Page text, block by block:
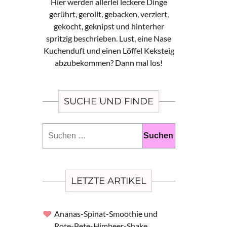
gerührt, gerollt, gebacken, verziert,
gekocht, geknipst und hinterher
spritzig beschrieben. Lust, eine Nase
Kuchenduft und einen Löffel Keksteig
abzubekommen? Dann mal los!
SUCHE UND FINDE
nach:
LETZTE ARTIKEL
Ananas-Spinat-Smoothie und